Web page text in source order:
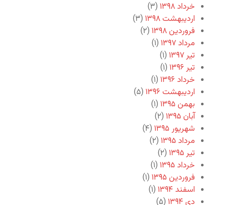
خرداد ۱۳۹۸
(۳)
اردیبهشت ۱۳۹۸
(۳)
فروردین ۱۳۹۸
(۲)
مرداد ۱۳۹۷
(۱)
تیر ۱۳۹۷
(۱)
تیر ۱۳۹۶
(۱)
خرداد ۱۳۹۶
(۱)
اردیبهشت ۱۳۹۶
(۵)
بهمن ۱۳۹۵
(۱)
آبان ۱۳۹۵
(۲)
شهریور ۱۳۹۵
(۴)
مرداد ۱۳۹۵
(۲)
تیر ۱۳۹۵
(۲)
خرداد ۱۳۹۵
(۱)
فروردین ۱۳۹۵
(۱)
اسفند ۱۳۹۴
(۱)
دی ۱۳۹۴
(۵)